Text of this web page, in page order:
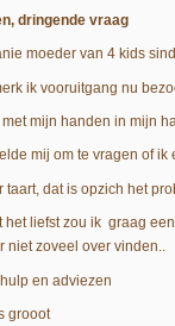
dringende vraag
moeder van 4 kids
ik vooruitgang nu
mijn handen in mijn
mij om te vragen of
taart, dat is opzich het
het liefst zou ik graag
niet zoveel over vinden..
en adviezen
grooot